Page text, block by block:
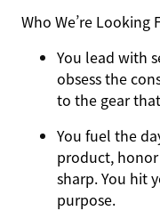
Who We’re Looking
You lead with
obsess the
to the gear
You fuel the
product,
sharp. You hit
purpose.